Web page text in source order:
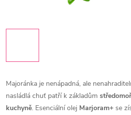
Majoránka je nenápadná, ale
nasládlá chuť patří k základům
kuchyně. Esenciální olej Marjoram+ se